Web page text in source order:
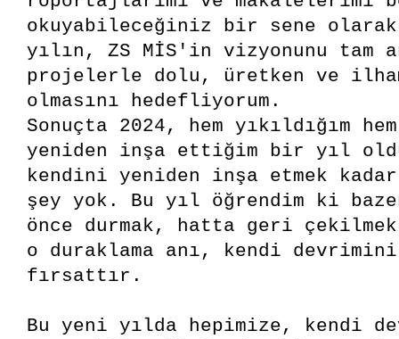
okuyabileceğiniz bir sene olarak
yılın, ZS MİS'in vizyonunu tam
projelerle dolu, üretken ve
olmasını hedefliyorum.
Sonuçta 2024, hem yıkıldığım
yeniden inşa ettiğim bir yıl
kendini yeniden inşa etmek
şey yok. Bu yıl öğrendim ki
önce durmak, hatta geri
o duraklama anı, kendi
fırsattır.
Bu yeni yılda hepimize, kendi